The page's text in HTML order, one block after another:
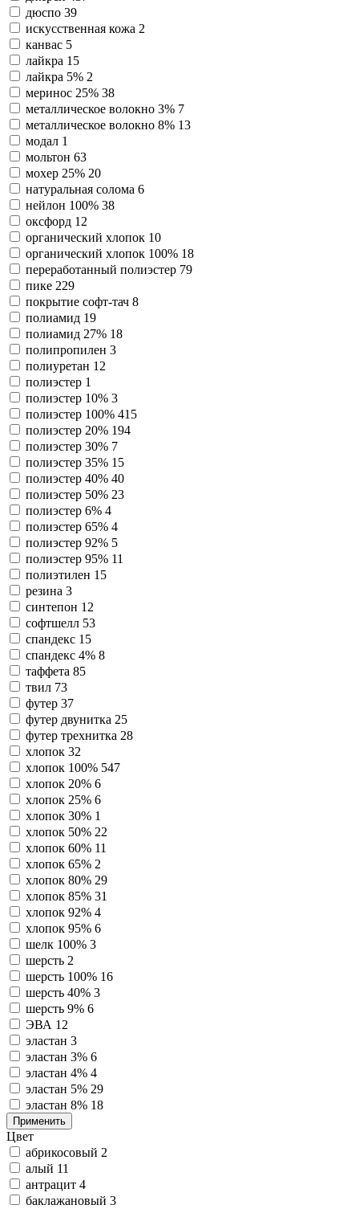
дюспо 39
искусственная кожа 2
канвас 5
лайкра 15
лайкра 5% 2
меринос 25% 38
металлическое волокно 3% 7
металлическое волокно 8% 13
модал 1
мольтон 63
мохер 25% 20
натуральная солома 6
нейлон 100% 38
оксфорд 12
органический хлопок 10
органический хлопок 100% 18
переработанный полиэстер 79
пике 229
покрытие софт-тач 8
полиамид 19
полиамид 27% 18
полипропилен 3
полиуретан 12
полиэстер 1
полиэстер 10% 3
полиэстер 100% 415
полиэстер 20% 194
полиэстер 30% 7
полиэстер 35% 15
полиэстер 40% 40
полиэстер 50% 23
полиэстер 6% 4
полиэстер 65% 4
полиэстер 92% 5
полиэстер 95% 11
полиэтилен 15
резина 3
синтепон 12
софтшелл 53
спандекс 15
спандекс 4% 8
таффета 85
твил 73
футер 37
футер двунитка 25
футер трехнитка 28
хлопок 32
хлопок 100% 547
хлопок 20% 6
хлопок 25% 6
хлопок 30% 1
хлопок 50% 22
хлопок 60% 11
хлопок 65% 2
хлопок 80% 29
хлопок 85% 31
хлопок 92% 4
хлопок 95% 6
шелк 100% 3
шерсть 2
шерсть 100% 16
шерсть 40% 3
шерсть 9% 6
ЭВА 12
эластан 3
эластан 3% 6
эластан 4% 4
эластан 5% 29
эластан 8% 18
Применить
Цвет
абрикосовый 2
алый 11
антрацит 4
баклажановый 3